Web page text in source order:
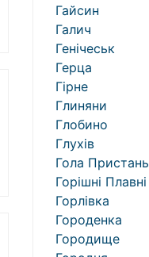
Гайсин
Галич
Генічеськ
Герца
Гірне
Глиняни
Глобино
Глухів
Гола Пристань
Горішні Плавні
Горлівка
Городенка
Городище